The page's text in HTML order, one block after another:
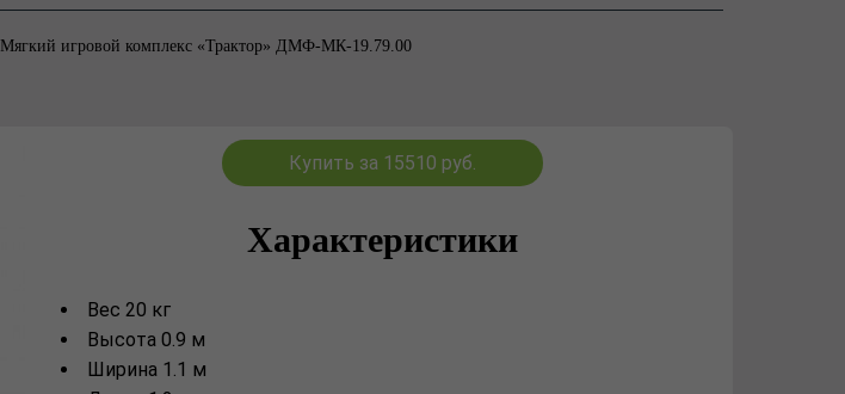
Мягкий игровой комплекс «Трактор» ДМФ-МК-19.79.00
Купить за 15510 руб.
Характеристики
Вес 20 кг
Высота 0.9 м
Ширина 1.1 м